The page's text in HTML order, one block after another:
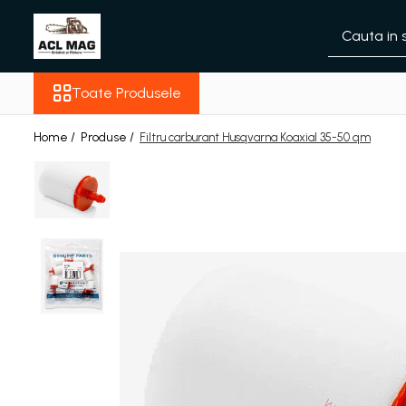
Toate Produsele
Acumulatori
Canistre
Motoferastrau
Kit intretinere
Motoferastrau benzina
Motoferastrau Acumulator
Accesorii Motoferastraie
Toate Produsele
Home / Produse / Filtru carburant Husqvarna Koaxial 35-50 qm